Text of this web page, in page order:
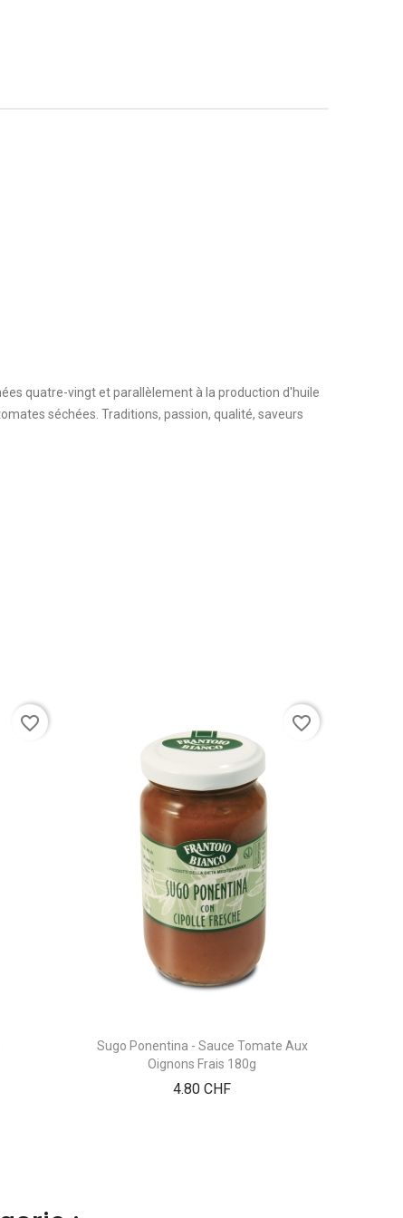
quatre-vingt et parallèlement à la production d'huile
séchées. Traditions, passion, qualité, saveurs
favorite_border
Sugo Ponentina - Sauce Tomate Aux
Oignons Frais 180g
4.80 CHFPrix
favorite_border